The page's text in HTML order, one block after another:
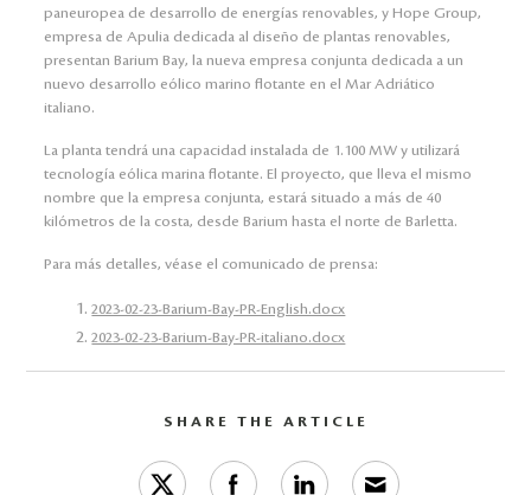
paneuropea de desarrollo de energías renovables, y Hope Group,
empresa de Apulia dedicada al diseño de plantas renovables,
presentan Barium Bay, la nueva empresa conjunta dedicada a un
nuevo desarrollo eólico marino flotante en el Mar Adriático
italiano.
La planta tendrá una capacidad instalada de 1.100 MW y utilizará
tecnología eólica marina flotante. El proyecto, que lleva el mismo
nombre que la empresa conjunta, estará situado a más de 40
kilómetros de la costa, desde Barium hasta el norte de Barletta.
Para más detalles, véase el comunicado de prensa:
2023-02-23-Barium-Bay-PR-English.docx
2023-02-23-Barium-Bay-PR-italiano.docx
SHARE THE ARTICLE